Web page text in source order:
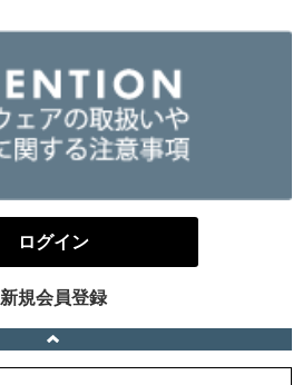
ログイン
新規会員登録